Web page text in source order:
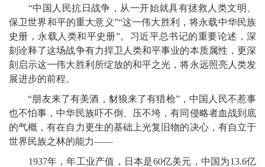
“中国人民抗日战争，从一开始就具有拯救人类文明、
保卫世界和平的重大意义”“这一伟大胜利，将永载中华民族
史册，永载人类和平史册”。习近平总书记的重要论述，深
刻诠释了这场战争有力捍卫人类和平事业的本质属性，更深
刻启示这一伟大胜利所绽放的和平之光，将永远照亮人类发
展进步的前程。
“朋友来了有美酒，豺狼来了有猎枪”，中国人民不惹事
也不怕事，中华民族吓不倒、压不垮，有同侵略者血战到底
的气概，有在自力更生的基础上光复旧物的决心，有自立于
世界民族之林的能力——
1937年，年工业产值，日本是60亿美元，中国为13.6亿